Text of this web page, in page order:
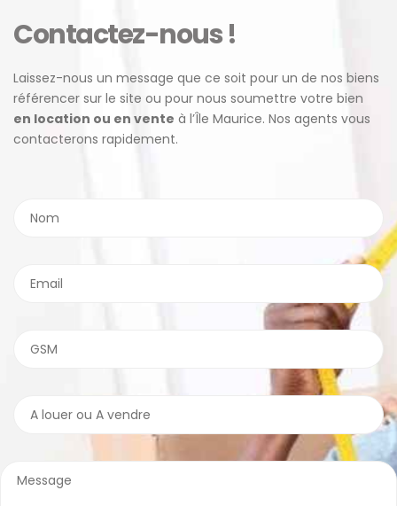
Contactez-nous !
Laissez-nous un message que ce soit pour un de nos biens
référencer sur le site ou pour nous soumettre votre bien
en location ou en vente à l’Île Maurice. Nos agents vous
contacterons rapidement.